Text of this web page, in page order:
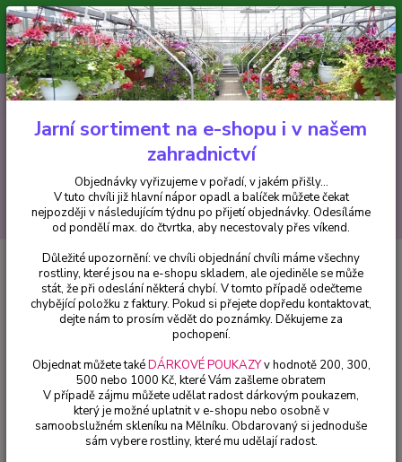
Minimální hodnota pro odeslání z e-shopu je 300 Kč.
V tuto chvíli již hlavní nápor objednávek opadl a balíček můžete čekat
nejpozději v následujícím týdnu po přijetí objednávky. Objednávky
vyřizujeme v pořadí, v jakém přišly...
CZK
Hledat
+420 602 223 614 0ks
za0 Kč
Streptocarpus
Streptocarpus, Tořivka růžová se žlutou - cena za kus
v 3-kusovém balení
Streptocarpus, Tořivka růžová se
žlutou - cena za kus v 3-kusovém
balení
Jarní sortiment na e-shopu i v našem
zahradnictví
Objednávky vyřizujeme v pořadí, v jakém přišly...
V tuto chvíli již hlavní nápor opadl a balíček můžete čekat
nejpozději v následujícím týdnu po přijetí objednávky. Odesíláme
od pondělí max. do čtvrtka, aby necestovaly přes víkend.
Důležité upozornění: ve chvíli objednání chvíli máme všechny
rostliny, které jsou na e-shopu skladem, ale ojediněle se může
stát, že při odeslání některá chybí. V tomto případě odečteme
chybějící položku z faktury. Pokud si přejete dopředu kontaktovat,
dejte nám to prosím vědět do poznámky. Děkujeme za
pochopení.
Objednat můžete takéDÁRKOVÉ POUKAZYv hodnotě 200, 300,
500 nebo 1000 Kč, které Vám zašleme obratem
V případě zájmu můžete udělat radost dárkovým poukazem,
který je možné uplatnit v e-shopu nebo osobně v
samoobslužném skleníku na Mělníku. Obdarovaný si jednoduše
sám vybere rostliny, které mu udělají radost.